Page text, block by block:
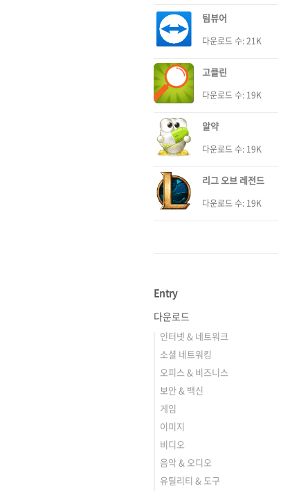
팀뷰어
다운로드 수: 21K
고클린
다운로드 수: 19K
알약
다운로드 수: 19K
리그 오브 레전드
다운로드 수: 19K
Entry
다운로드
인터넷 & 네트워크
소셜 네트워킹
오피스 & 비즈니스
보안 & 백신
게임
이미지
비디오
음악 & 오디오
유틸리티 & 도구